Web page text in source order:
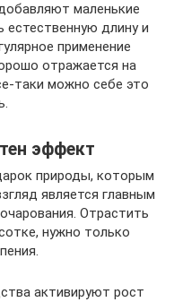
маленькие
естественную длину и
применение
отражается на
таки можно себе это
эффект
природы, которым
является главным
Отрастить
нужно только
активируют рост